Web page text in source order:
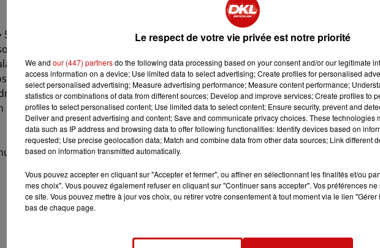
M�?�. C�??est ce qu�??a touché l�??an dernier Carlos Tavares, le patron de
qui fait parler dans les ateliers mais bondir certains syndicats. En un an, le
alors qu�??il était venu dire aux salariés de Mulhouse qu�??eux coûtaient
le leader de la CGT. Le syndicaliste crie au scandale quand cette
spectaculaire du groupe après 17.000 suppressions d�??emplois
espère une « colère sociale », qui pourra se manifester dès jeudi.
disproportionnée. « Il faut savoir récompenser la réussite », dit le
Le respect de votre vie privée est notre priorité
We and our (447) partnersdo the following data processing based on your consent and/or our legitimate
access information on a device; Use limited data to select advertising; Create profiles for personalised
select personalised advertising; Measure advertising performance; Measure content performance;
statistics or combinations of data from different sources; Develop and improve services; Create profiles to
profiles to select personalised content; Use limited data to select content; Ensure security, prevent and
Deliver and present advertising and content; Save and communicate privacy choices. These technologies
data such as IP address and browsing data to offer following functionalities: Identify devices based on
requested; Use precise geolocation data; Match and combine data from other data sources; Link different
based on information transmitted automatically.
Vous pouvez accepter en cliquant sur "Accepter et fermer", ou affiner en sélectionnant les finalités et/ou
mes choix". Vous pouvez également refuser en cliquant sur "Continuer sans accepter". Vos préférences
ce site. Vous pouvez mettre à jour vos choix, ou retirer votre consentement à tout moment via le lien
bas de chaque page.